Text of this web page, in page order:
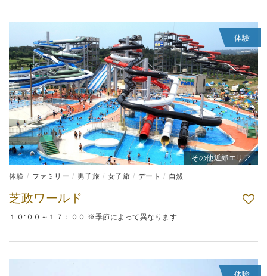
体験
その他近郊エリア
体験 ファミリー 男子旅 女子旅 デート 自然
芝政ワールド
１０:００～１７：００ ※季節によって異なります